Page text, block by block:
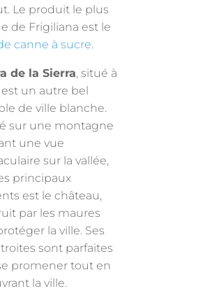
Le produit le plus
de Frigiliana est le
canne à sucre.
de la Sierra, situé à
est un autre bel
de ville blanche.
sur une montagne
une vue
sur la vallée,
principaux
est le château,
par les maures
la ville. Ses
sont parfaites
promener tout en
la ville.